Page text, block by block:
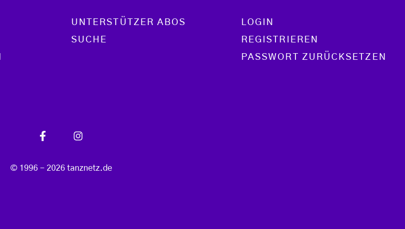
UNTERSTÜTZER ABOS
SUCHE
LOGIN
REGISTRIEREN
PASSWORT ZURÜCKSETZEN
© 1996 - 2026 tanznetz.de